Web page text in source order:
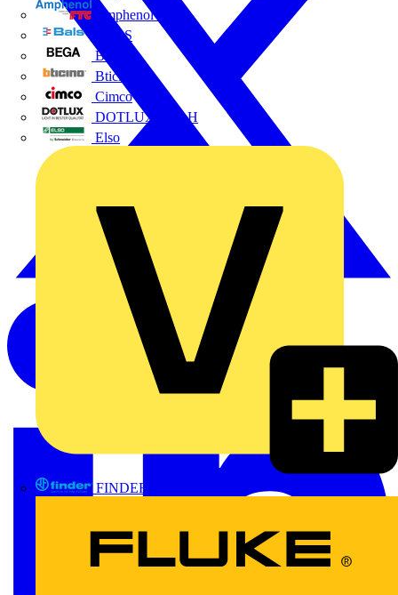
Amphenol FTG
BALS
Bega
Bticino
Cimco
DOTLUX GmbH
Elso
FINDER